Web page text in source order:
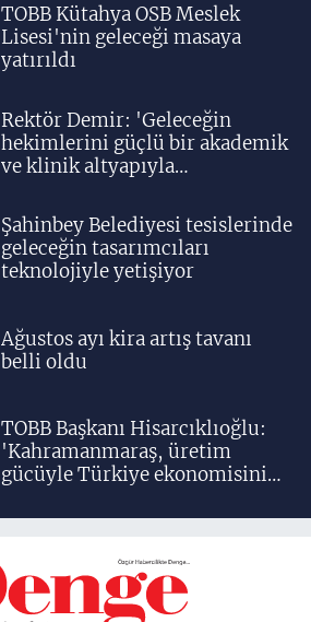
TOBB Kütahya OSB Meslek
Lisesi'nin geleceği masaya
yatırıldı
Rektör Demir: 'Geleceğin
hekimlerini güçlü bir akademik
ve klinik altyapıyla
Şahinbey Belediyesi tesislerinde
geleceğin tasarımcıları
teknolojiyle yetişiyor
Ağustos ayı kira artış tavanı
belli oldu
TOBB Başkanı Hisarcıklıoğlu:
'Kahramanmaraş, üretim
gücüyle Türkiye ekonomisinin
birisidir'